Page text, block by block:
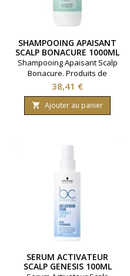
SHAMPOOING APAISANT
SCALP BONACURE 1000ML
Shampooing Apaisant Scalp
Bonacure. Produits de
coiffure Schwarzkopf.
Contenance: 1000ml
Prix
38,41 €
 Ajouter au panier
SERUM ACTIVATEUR
SCALP GENESIS 100ML